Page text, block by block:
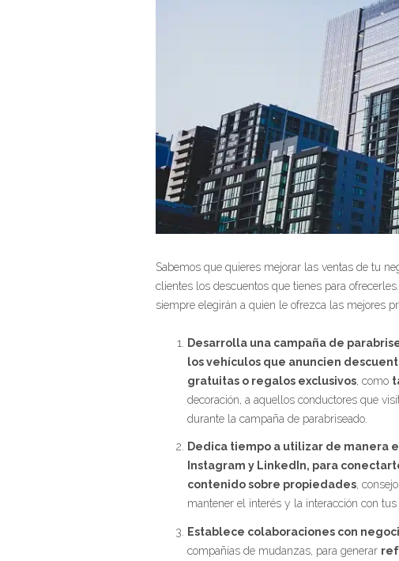
Sabemos que quieres mejorar las ventas de tu
clientes los descuentos que tienes para
siempre elegirán a quien le ofrezca las mejores
Desarrolla una campaña de
los vehículos que anuncien
gratuitas o regalos exclusivos , como
decoración, a aquellos conductores que
durante la campaña de parabriseado.
Dedica tiempo a utilizar de manera
Instagram y LinkedIn, para
contenido sobre propiedades,
mantener el interés y la interacción con tus
Establece colaboraciones con
compañías de mudanzas, para generar